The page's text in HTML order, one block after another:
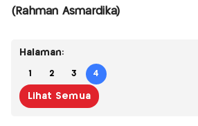
(Rahman Asmardika)
Halaman:
1 2 3 4
Lihat Semua